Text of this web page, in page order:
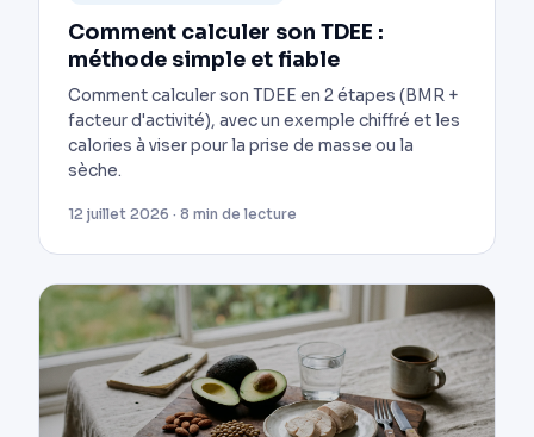
Comment calculer son TDEE :
méthode simple et fiable
Comment calculer son TDEE en 2 étapes (BMR +
facteur d'activité), avec un exemple chiffré et les
calories à viser pour la prise de masse ou la
sèche.
12 juillet 2026 · 8 min de lecture